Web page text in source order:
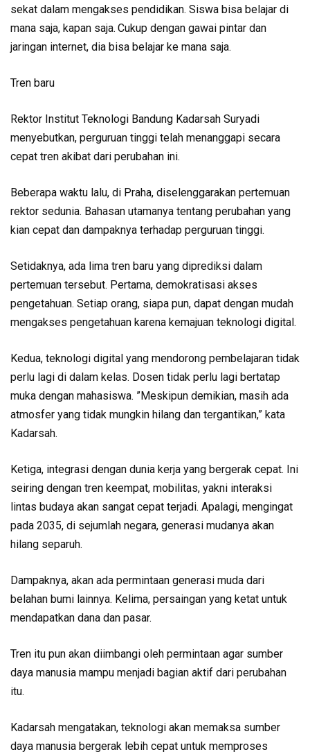
sekat dalam mengakses pendidikan. Siswa bisa belajar di
mana saja, kapan saja. Cukup dengan gawai pintar dan
jaringan internet, dia bisa belajar ke mana saja.
Tren baru
Rektor Institut Teknologi Bandung Kadarsah Suryadi
menyebutkan, perguruan tinggi telah menanggapi secara
cepat tren akibat dari perubahan ini.
Beberapa waktu lalu, di Praha, diselenggarakan pertemuan
rektor sedunia. Bahasan utamanya tentang perubahan yang
kian cepat dan dampaknya terhadap perguruan tinggi.
Setidaknya, ada lima tren baru yang diprediksi dalam
pertemuan tersebut. Pertama, demokratisasi akses
pengetahuan. Setiap orang, siapa pun, dapat dengan mudah
mengakses pengetahuan karena kemajuan teknologi digital.
Kedua, teknologi digital yang mendorong pembelajaran tidak
perlu lagi di dalam kelas. Dosen tidak perlu lagi bertatap
muka dengan mahasiswa. ”Meskipun demikian, masih ada
atmosfer yang tidak mungkin hilang dan tergantikan,” kata
Kadarsah.
Ketiga, integrasi dengan dunia kerja yang bergerak cepat. Ini
seiring dengan tren keempat, mobilitas, yakni interaksi
lintas budaya akan sangat cepat terjadi. Apalagi, mengingat
pada 2035, di sejumlah negara, generasi mudanya akan
hilang separuh.
Dampaknya, akan ada permintaan generasi muda dari
belahan bumi lainnya. Kelima, persaingan yang ketat untuk
mendapatkan dana dan pasar.
Tren itu pun akan diimbangi oleh permintaan agar sumber
daya manusia mampu menjadi bagian aktif dari perubahan
itu.
Kadarsah mengatakan, teknologi akan memaksa sumber
daya manusia bergerak lebih cepat untuk memproses